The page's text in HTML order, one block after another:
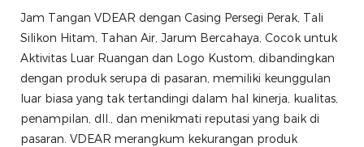
Jam Tangan VDEAR dengan Casing Persegi Perak, Tali
Silikon Hitam, Tahan Air, Jarum Bercahaya, Cocok untuk
Aktivitas Luar Ruangan dan Logo Kustom, dibandingkan
dengan produk serupa di pasaran, memiliki keunggulan
luar biasa yang tak tertandingi dalam hal kinerja, kualitas,
penampilan, dll., dan menikmati reputasi yang baik di
pasaran. VDEAR merangkum kekurangan produk